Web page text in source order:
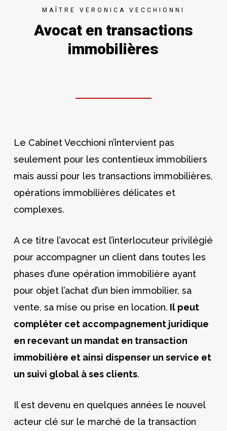
MAÎTRE VERONICA VECCHIONNI
Avocat en transactions
immobilières
Le Cabinet Vecchioni n’intervient pas
seulement pour les contentieux immobiliers
mais aussi pour les transactions immobilières,
opérations immobilières délicates et
complexes.
A ce titre l’avocat est l’interlocuteur privilégié
pour accompagner un client dans toutes les
phases d’une opération immobilière ayant
pour objet l’achat d’un bien immobilier, sa
vente, sa mise ou prise en location. Il peut
compléter cet accompagnement juridique
en recevant un mandat en transaction
immobilière et ainsi dispenser un service et
un suivi global à ses clients.
Il est devenu en quelques années le nouvel
acteur clé sur le marché de la transaction